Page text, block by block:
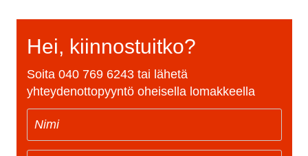
Hei, kiinnostuitko?
Soita 040 769 6243tai lähetä
yhteydenottopyyntö oheisella lomakkeella